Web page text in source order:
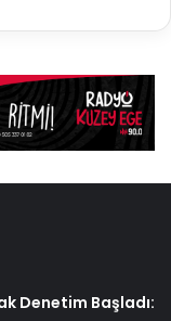
Denetim Başladı: